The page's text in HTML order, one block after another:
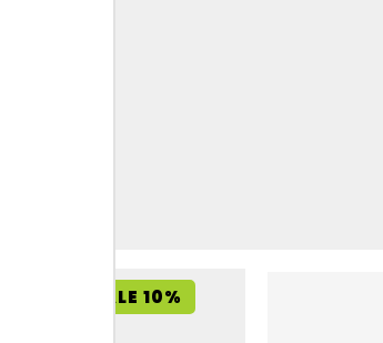
SALE 10%